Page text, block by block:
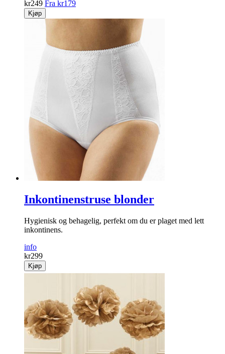
kr249 Fra kr179
Kjøp
Inkontinenstruse blonder
Hygienisk og behagelig, perfekt om du er plaget med lett
inkontinens.
info
kr299
Kjøp